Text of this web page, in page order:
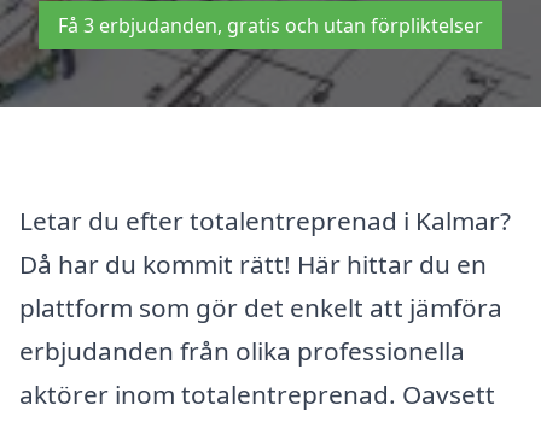
Få 3 erbjudanden, gratis och utan förpliktelser
Letar du efter totalentreprenad i Kalmar?
Då har du kommit rätt! Här hittar du en
plattform som gör det enkelt att jämföra
erbjudanden från olika professionella
aktörer inom totalentreprenad. Oavsett